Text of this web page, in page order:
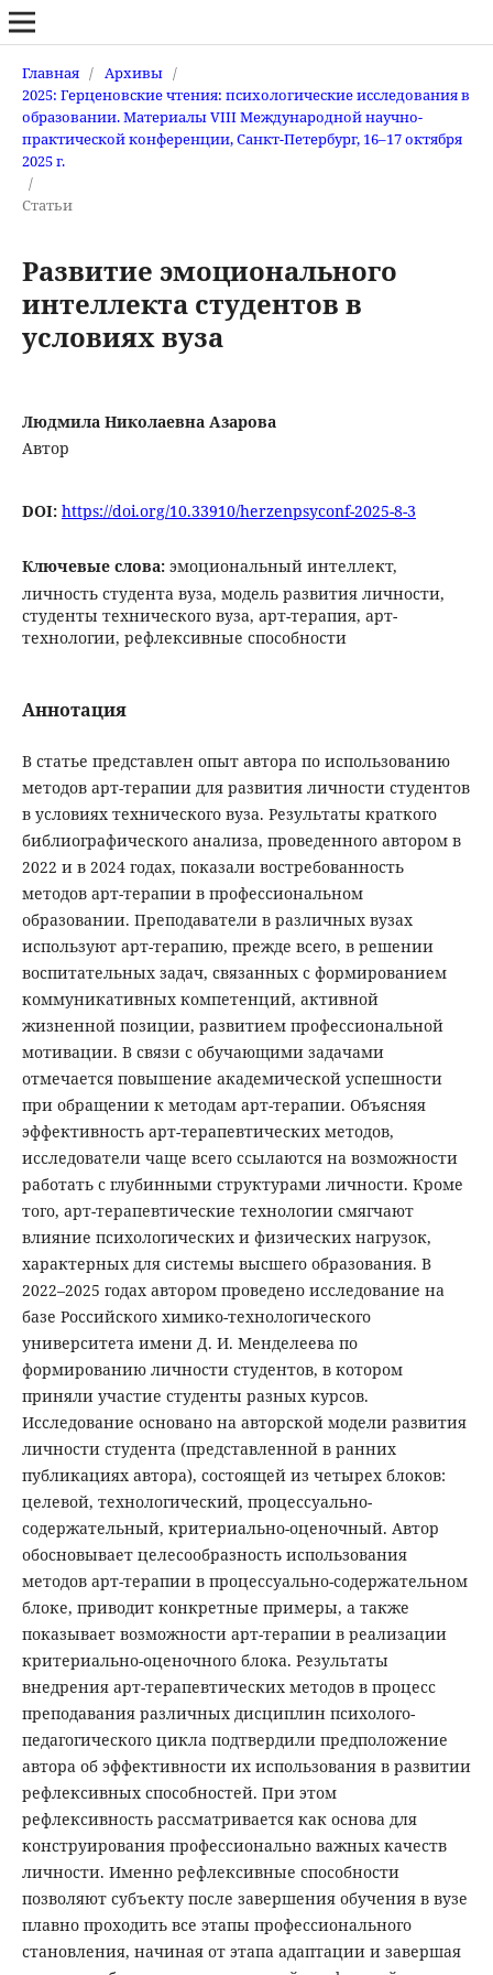
Главная / Архивы /
2025: Герценовские чтения: психологические исследования в
образовании. Материалы VIII Международной научно-
практической конференции, Санкт-Петербург, 16–17 октября
2025 г.
/
Статьи
Развитие эмоционального
интеллекта студентов в
условиях вуза
Людмила Николаевна Азарова
Автор
DOI: https://doi.org/10.33910/herzenpsyconf-2025-8-3
Ключевые слова: эмоциональный интеллект,
личность студента вуза, модель развития личности,
студенты технического вуза, арт-терапия, арт-
технологии, рефлексивные способности
Аннотация
В статье представлен опыт автора по использованию
методов арт-терапии для развития личности студентов
в условиях технического вуза. Результаты краткого
библиографического анализа, проведенного автором в
2022 и в 2024 годах, показали востребованность
методов арт-терапии в профессиональном
образовании. Преподаватели в различных вузах
используют арт-терапию, прежде всего, в решении
воспитательных задач, связанных с формированием
коммуникативных компетенций, активной
жизненной позиции, развитием профессиональной
мотивации. В связи с обучающими задачами
отмечается повышение академической успешности
при обращении к методам арт-терапии. Объясняя
эффективность арт-терапевтических методов,
исследователи чаще всего ссылаются на возможности
работать с глубинными структурами личности. Кроме
того, арт-терапевтические технологии смягчают
влияние психологических и физических нагрузок,
характерных для системы высшего образования. В
2022–2025 годах автором проведено исследование на
базе Российского химико-технологического
университета имени Д. И. Менделеева по
формированию личности студентов, в котором
приняли участие студенты разных курсов.
Исследование основано на авторской модели развития
личности студента (представленной в ранних
публикациях автора), состоящей из четырех блоков:
целевой, технологический, процессуально-
содержательный, критериально-оценочный. Автор
обосновывает целесообразность использования
методов арт-терапии в процессуально-содержательном
блоке, приводит конкретные примеры, а также
показывает возможности арт-терапии в реализации
критериально-оценочного блока. Результаты
внедрения арт-терапевтических методов в процесс
преподавания различных дисциплин психолого-
педагогического цикла подтвердили предположение
автора об эффективности их использования в развитии
рефлексивных способностей. При этом
рефлексивность рассматривается как основа для
конструирования профессионально важных качеств
личности. Именно рефлексивные способности
позволяют субъекту после завершения обучения в вузе
плавно проходить все этапы профессионального
становления, начиная от этапа адаптации и завершая